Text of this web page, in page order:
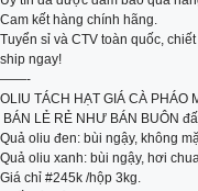
Cam kết hàng chính hãng.
Tuyển sỉ và CTV toàn quốc,
ship ngay!
——-
OLIU TÁCH HẠT GIÁ CÀ PHÁO
BÁN LẺ RẺ NHƯ BÁN BUÔN
Quả oliu đen: bùi ngậy, không
Quả oliu xanh: bùi ngậy, hơi
Giá chỉ #245k /hộp 3kg.